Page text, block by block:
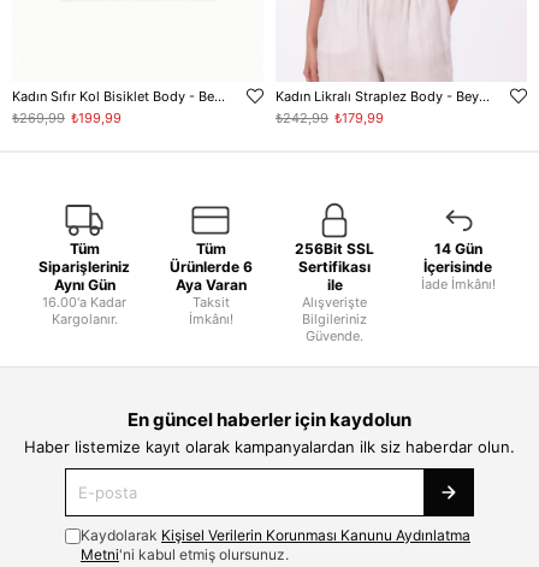
Kadın Sıfır Kol Bisiklet Body - Beyaz
₺199,99
₺269,99
Kadın Likralı Straplez Body - Beyaz
₺179,99
₺242,99
Tüm
Siparişleriniz
Aynı Gün
16.00'a Kadar
Kargolanır.
Tüm
Ürünlerde 6
Aya Varan
Taksit
İmkânı!
256Bit SSL
Sertifikası
ile
Alışverişte
Bilgileriniz
Güvende.
14 Gün
İçerisinde
İade İmkânı!
En güncel haberler için kaydolun
Haber listemize kayıt olarak kampanyalardan ilk siz haberdar olun.
Kaydolarak Kişisel Verilerin Korunması Kanunu Aydınlatma
Metni'ni kabul etmiş olursunuz.